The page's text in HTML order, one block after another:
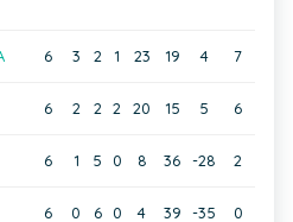
6 3 2 1 23 19 4 7
6 2 2 2 20 15 5 6
6 1 5 0 8 36 -28 2
6 0 6 0 4 39 -35 0